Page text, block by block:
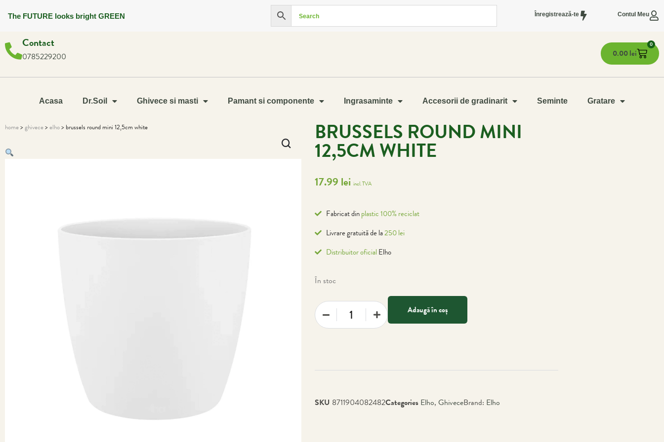
The FUTURE looks bright GREEN Înregistrează-te Contul Meu
Contact
0785229200 0.00lei
0
Acasa Dr.Soil Ghivece si masti Pamant si componente Ingrasaminte Accesorii de gradinarit Seminte Gratare
home>ghivece>elho> brussels round mini 12,5cm white BRUSSELS ROUND MINI
12,5CM WHITE
17.99 lei incl. TVA
Fabricat dinplastic 100% reciclat
Livrare gratuită de la250 lei
Distribuitor oficial Elho
În stoc
Adaugă în coș
SKU 8711904082482Categories Elho, GhiveceBrand: Elho